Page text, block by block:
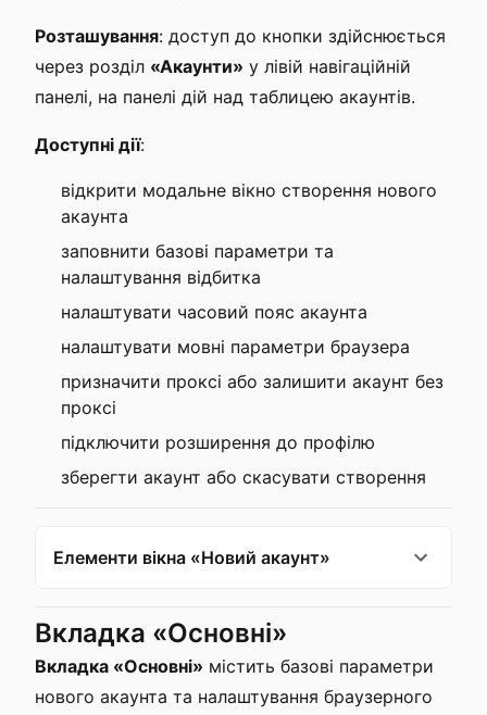
Розташування: доступ до кнопки здійснюється
через розділ «Акаунти» у лівій навігаційній
панелі, на панелі дій над таблицею акаунтів.
Доступні дії:
відкрити модальне вікно створення нового
акаунта
заповнити базові параметри та
налаштування відбитка
налаштувати часовий пояс акаунта
налаштувати мовні параметри браузера
призначити проксі або залишити акаунт без
проксі
підключити розширення до профілю
зберегти акаунт або скасувати створення
Елементи вікна «Новий акаунт»
Вкладка «Основні»
Вкладка «Основні» містить базові параметри
нового акаунта та налаштування браузерного